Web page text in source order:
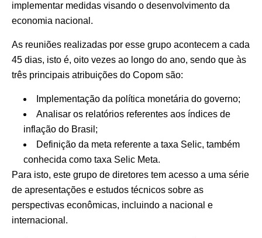
implementar medidas visando o desenvolvimento da
economia nacional.
As reuniões realizadas por esse grupo acontecem a cada
45 dias, isto é, oito vezes ao longo do ano, sendo que às
três principais atribuições do Copom são:
Implementação da política monetária do governo;
Analisar os relatórios referentes aos índices de
inflação do Brasil;
Definição da meta referente a taxa Selic, também
conhecida como taxa Selic Meta.
Para isto, este grupo de diretores tem acesso a uma série
de apresentações e estudos técnicos sobre as
perspectivas econômicas, incluindo a nacional e
internacional.